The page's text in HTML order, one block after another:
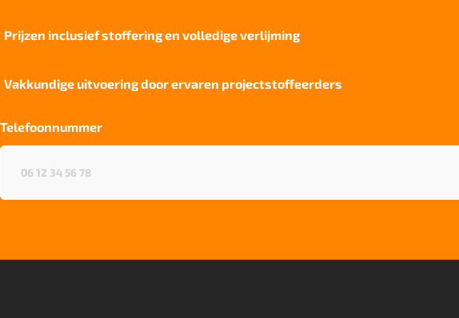
Prijzen inclusief stoffering en volledige verlijming
Vakkundige uitvoering door ervaren projectstoffeerders
Telefoonnummer